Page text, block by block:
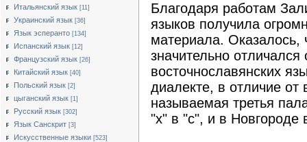
Итальянский язык [11]
Украинский язык [36]
Язык эсперанто [134]
Испанский язык [12]
Французский язык [26]
Китайский язык [40]
Польский язык [2]
цыганский язык [1]
Русский язык [302]
Язык Санскрит [3]
Искусственные языки [523]
Благодаря работам
языков получила
материала. Оказалось,
значительно отличался
восточнославянских
диалекте, в отличие
называемая третья
"х" в "с", и в Новгороде